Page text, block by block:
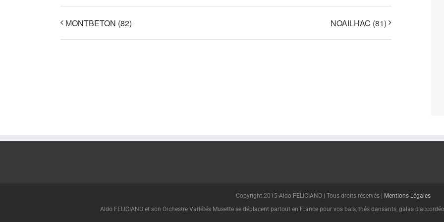
MONTBETON (82) NOAILHAC (81)
Copyright 2015 Aldo FELICIANO | Tous droits réservés |
Mentions Légales
Aldo FELICIANO et son Orchestre Variétés Musette se déplacent partout en France pour vos bals, thés dansants, galas